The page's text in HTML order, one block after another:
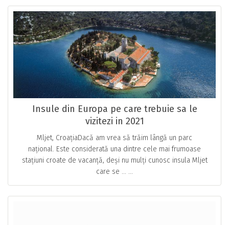
Insule din Europa pe care trebuie sa le
vizitezi in 2021
Mljet, CroațiaDacă am vrea să trăim lângă un parc
național. Este considerată una dintre cele mai frumoase
stațiuni croate de vacanță, deși nu mulți cunosc insula Mljet
care se … ...